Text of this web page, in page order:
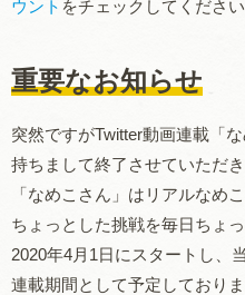
ウント をチェックしてくださ
重要なお知らせ
突然ですがTwitter動画連載「
持ちまして終了させていただき
「なめこさん」はリアルなめ
ちょっとした挑戦を毎日ちょ
2020年4月1日にスタートし、
連載期間として予定しておりま